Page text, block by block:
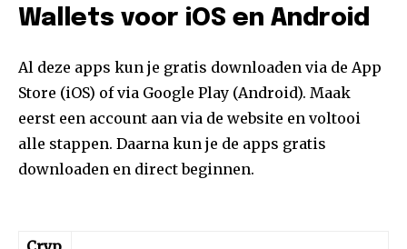
Wallets voor iOS en Android
Al deze apps kun je gratis downloaden via de App
Store (iOS) of via Google Play (Android). Maak
eerst een account aan via de website en voltooi
alle stappen. Daarna kun je de apps gratis
downloaden en direct beginnen.